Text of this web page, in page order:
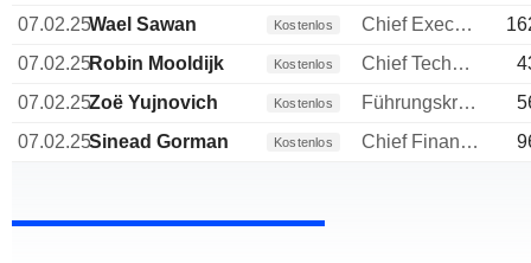
07.02.25Wael Sawan Kostenlos Chief Executive Officer (CEO)
07.02.25Robin Mooldijk Kostenlos Chief Technology Officer (CTO)
07.02.25Zoë Yujnovich Kostenlos Führungskraft / leitender Angestellter
07.02.25Sinead Gorman Kostenlos Chief Financial Officer (CFO)